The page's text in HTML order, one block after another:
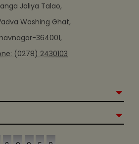
Jaliya Talao,
Washing Ghat,
364001,
(0278) 2430103